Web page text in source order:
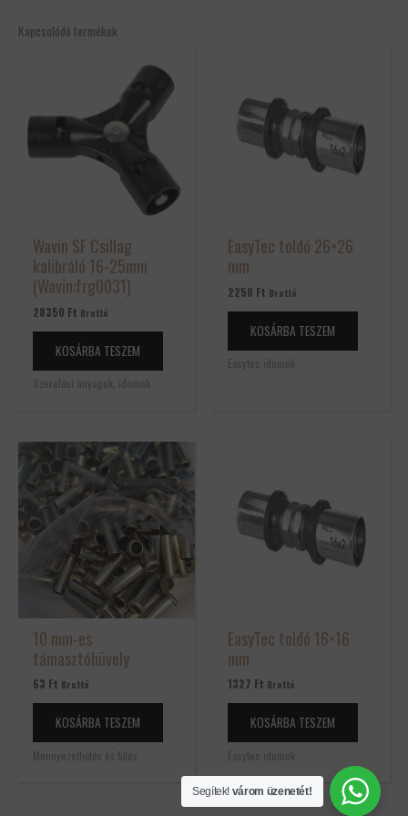
Kapcsolódó termékek
Wavin SF Csillag
kalibráló 16-25mm
(Wavin:frg0031)
28350 Ft Bruttó
KOSÁRBA TESZEM
Szerelési anyagok, idomok
EasyTec toldó 26×26
mm
2250 Ft Bruttó
KOSÁRBA TESZEM
Easytec idomok
10 mm-es
támasztóhüvely
63 Ft Bruttó
KOSÁRBA TESZEM
Mennyezethűtés és fűtés
EasyTec toldó 16×16
mm
1327 Ft Bruttó
KOSÁRBA TESZEM
Easytec idomok
Segítek! várom üzenetét!